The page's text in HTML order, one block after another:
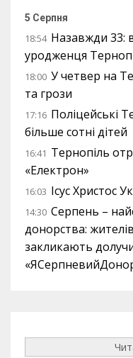
5 Серпня
18:54 Назавжди 33:
уродженця
18:00 У четвер на
та грози
17:16 Поліцейські
більше сотні дітей
16:41 Тернопіль
«Електрон»
16:03 Ісус Христос
14:30 Серпень –
донорства:
закликають